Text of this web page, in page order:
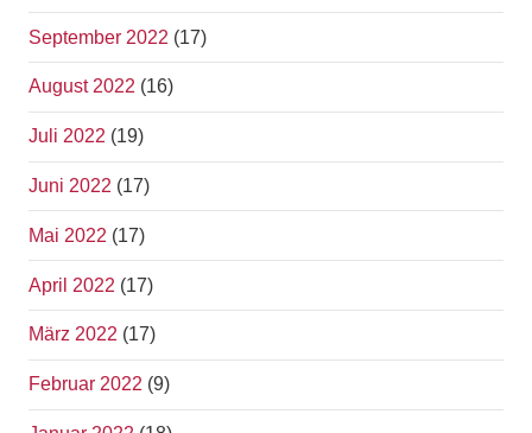
September 2022 (17)
August 2022 (16)
Juli 2022 (19)
Juni 2022 (17)
Mai 2022 (17)
April 2022 (17)
März 2022 (17)
Februar 2022 (9)